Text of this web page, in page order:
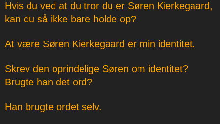
Hvis du ved at du tror du er Søren Kierkegaard,
kan du så ikke bare holde op?
At være Søren Kierkegaard er min identitet.
Skrev den oprindelige Søren om identitet?
Brugte han det ord?
Han brugte ordet selv.